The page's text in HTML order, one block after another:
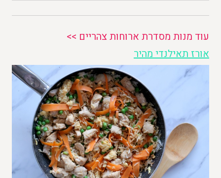
עוד מנות מסדרת ארוחות צהריים >>
אורז תאילנדי מהיר